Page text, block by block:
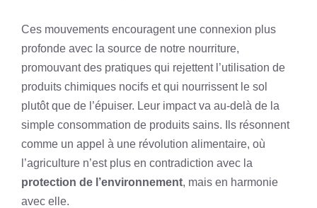
Ces mouvements encouragent une connexion plus
profonde avec la source de notre nourriture,
promouvant des pratiques qui rejettent l’utilisation de
produits chimiques nocifs et qui nourrissent le sol
plutôt que de l’épuiser. Leur impact va au-delà de la
simple consommation de produits sains. Ils résonnent
comme un appel à une révolution alimentaire, où
l’agriculture n’est plus en contradiction avec la
protection de l’environnement, mais en harmonie
avec elle.